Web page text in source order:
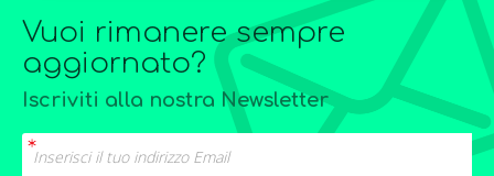
Vuoi rimanere sempre
aggiornato?
Iscriviti alla nostra Newsletter